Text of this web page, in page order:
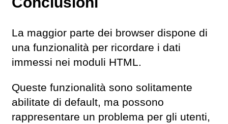
La maggior parte dei browser dispone di
una funzionalità per ricordare i dati
immessi nei moduli HTML.
Queste funzionalità sono solitamente
abilitate di default, ma possono
rappresentare un problema per gli utenti,